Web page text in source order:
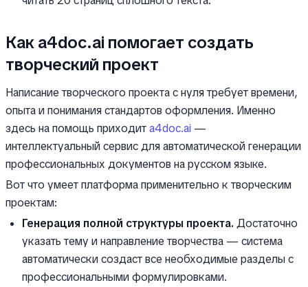
Как a4doc.ai помогает создать
творческий проект
Написание творческого проекта с нуля требует времени,
опыта и понимания стандартов оформления. Именно
здесь на помощь приходитa4doc.ai —
интеллектуальный сервис для автоматической генерации
профессиональных документов на русском языке.
Вот что умеет платформа применительно к творческим
проектам:
Генерация полной структуры проекта. Достаточно
указать тему и направление творчества — система
автоматически создаст все необходимые разделы с
профессиональными формулировками.